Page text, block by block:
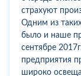
страхуют
Одним из
было и наше
сентябре
предприятия
широко